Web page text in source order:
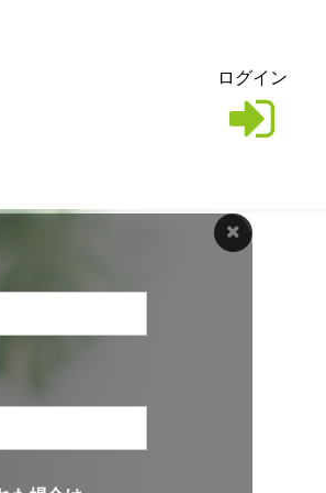
ログイン